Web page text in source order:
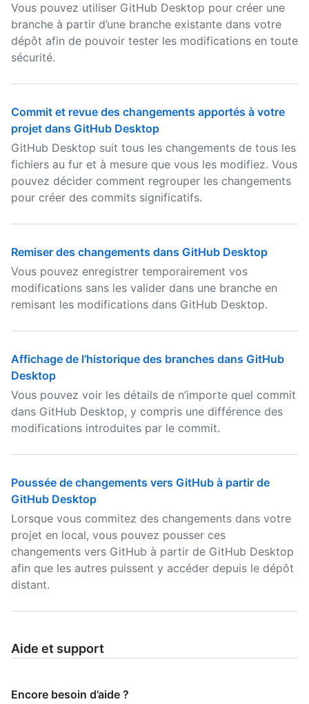
Vous pouvez utiliser GitHub Desktop pour créer une
branche à partir d’une branche existante dans votre
dépôt afin de pouvoir tester les modifications en toute
sécurité.
Commit et revue des changements apportés à votre
projet dans GitHub Desktop
GitHub Desktop suit tous les changements de tous les
fichiers au fur et à mesure que vous les modifiez. Vous
pouvez décider comment regrouper les changements
pour créer des commits significatifs.
Remiser des changements dans GitHub Desktop
Vous pouvez enregistrer temporairement vos
modifications sans les valider dans une branche en
remisant les modifications dans GitHub Desktop.
Affichage de l’historique des branches dans GitHub
Desktop
Vous pouvez voir les détails de n’importe quel commit
dans GitHub Desktop, y compris une différence des
modifications introduites par le commit.
Poussée de changements vers GitHub à partir de
GitHub Desktop
Lorsque vous commitez des changements dans votre
projet en local, vous pouvez pousser ces
changements vers GitHub à partir de GitHub Desktop
afin que les autres puissent y accéder depuis le dépôt
distant.
Aide et support
Encore besoin d’aide ?